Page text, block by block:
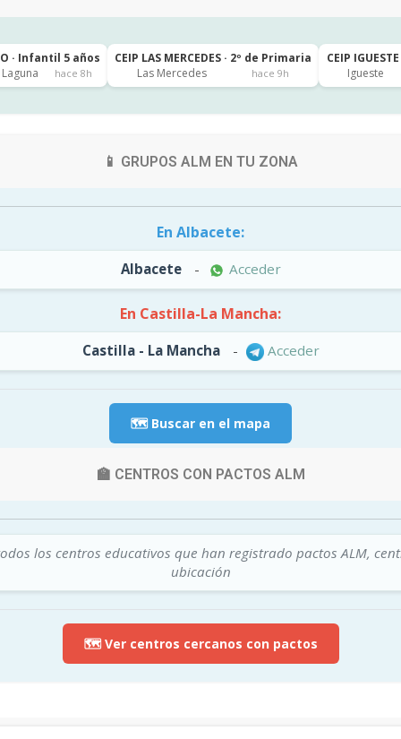
· Infantil 5 años
hace 8h
CEIP LAS MERCEDES · 2º de Primaria
Las Mercedes
hace 9h
CEIP
Igueste
📱 GRUPOS ALM EN TU ZONA
En Albacete:
Albacete - Acceder
En Castilla-La Mancha:
Castilla - La Mancha - Acceder
🗺️ Buscar en el mapa
🏫 CENTROS CON PACTOS ALM
los centros educativos que han registrado pactos ALM,
ubicación
🗺️ Ver centros cercanos con pactos